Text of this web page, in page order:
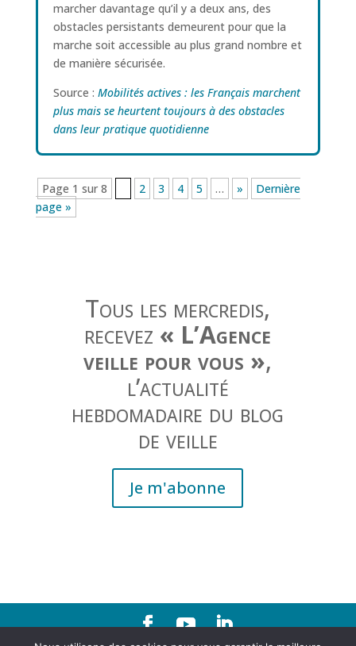
marcher davantage qu’il y a deux ans, des
obstacles persistants demeurent pour que la
marche soit accessible au plus grand nombre et
de manière sécurisée.
Source : Mobilités actives : les Français marchent
plus mais se heurtent toujours à des obstacles
dans leur pratique quotidienne
Page 1 sur 8 2 3 4 5 … »
Dernière
page »
Tous les mercredis,
recevez « L’Agence
veille pour vous »,
l’actualité
hebdomadaire du blog
de veille
Je m'abonne